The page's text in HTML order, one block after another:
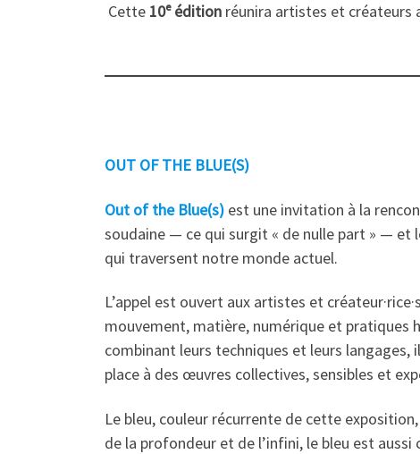
Cette 10ᵉ édition réunira artistes et créateurs
OUT OF THE BLUE(S)
Out of the Blue(s) est une invitation à la
soudaine — ce qui surgit « de nulle part » — et
qui traversent notre monde actuel.
L’appel est ouvert aux artistes et
mouvement, matière, numérique et pratiques
combinant leurs techniques et leurs
place à des œuvres collectives, sensibles et
Le bleu, couleur récurrente de cette
de la profondeur et de l’infini, le bleu est